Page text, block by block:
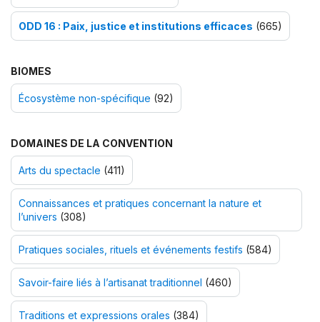
ODD 16 : Paix, justice et institutions efficaces (665)
BIOMES
Écosystème non-spécifique (92)
DOMAINES DE LA CONVENTION
Arts du spectacle (411)
Connaissances et pratiques concernant la nature et
l’univers (308)
Pratiques sociales, rituels et événements festifs (584)
Savoir-faire liés à l’artisanat traditionnel (460)
Traditions et expressions orales (384)